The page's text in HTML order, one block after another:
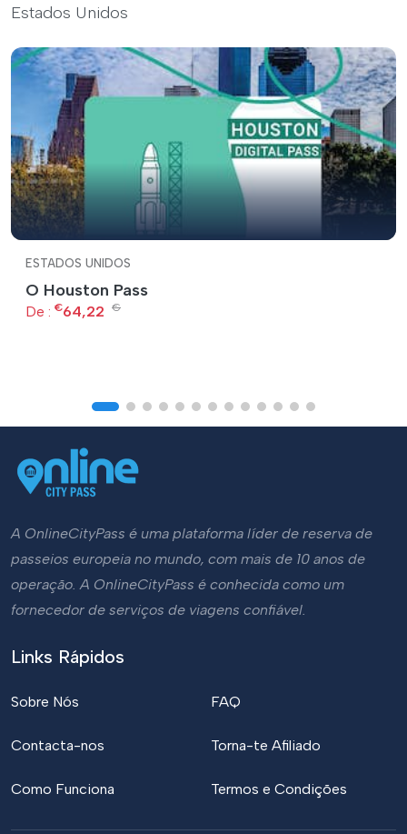
Estados Unidos
ESTADOS UNIDOS
O Houston Pass
De : €64,22 €
A OnlineCityPass é uma plataforma líder de reserva de
passeios europeia no mundo, com mais de 10 anos de
operação. A OnlineCityPass é conhecida como um
fornecedor de serviços de viagens confiável.
Links Rápidos
Sobre Nós
Contacta-nos
Como Funciona
FAQ
Torna-te Afiliado
Termos e Condições